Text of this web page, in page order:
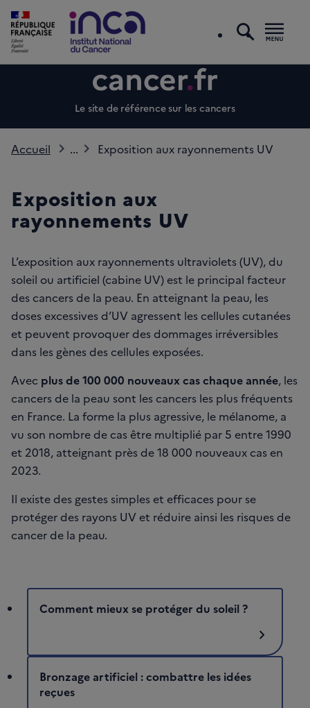
Le site de référence sur les cancers
Accueil ... Exposition aux rayonnements UV
Exposition aux
rayonnements UV
L’exposition aux rayonnements ultraviolets (UV), du
soleil ou artificiel (cabine UV) est le principal facteur
des cancers de la peau. En atteignant la peau, les
doses excessives d’UV agressent les cellules cutanées
et peuvent provoquer des dommages irréversibles
dans les gènes des cellules exposées.
Avec plus de 100 000 nouveaux cas chaque année, les
cancers de la peau sont les cancers les plus fréquents
en France. La forme la plus agressive, le mélanome, a
vu son nombre de cas être multiplié par 5 entre 1990
et 2018, atteignant près de 18 000 nouveaux cas en
2023.
Il existe des gestes simples et efficaces pour se
protéger des rayons UV et réduire ainsi les risques de
cancer de la peau.
Comment mieux se protéger du soleil ?
chevron_right
Bronzage artificiel : combattre les idées
reçues